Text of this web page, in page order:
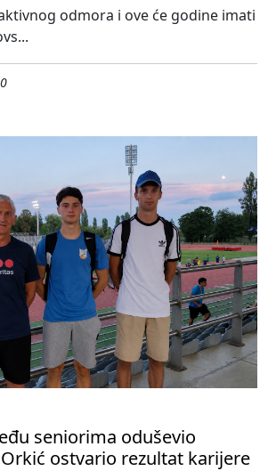
odmora i ove će godine imati
seniorima oduševio
ostvario rezultat karijere